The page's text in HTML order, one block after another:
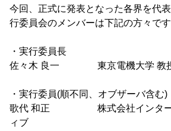
今回、正式に発表となった各界を代
行委員会のメンバーは下記の方々です
・実行委員長
佐々木 良一 東京電機大学 教
・実行委員(順不同、オブザーバ含む)
歌代 和正 株式会社インターネ
ィブ